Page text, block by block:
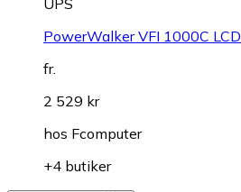
UPS
PowerWalker VFI 1000C LCD
fr.
2 529 kr
hos Fcomputer
+4 butiker